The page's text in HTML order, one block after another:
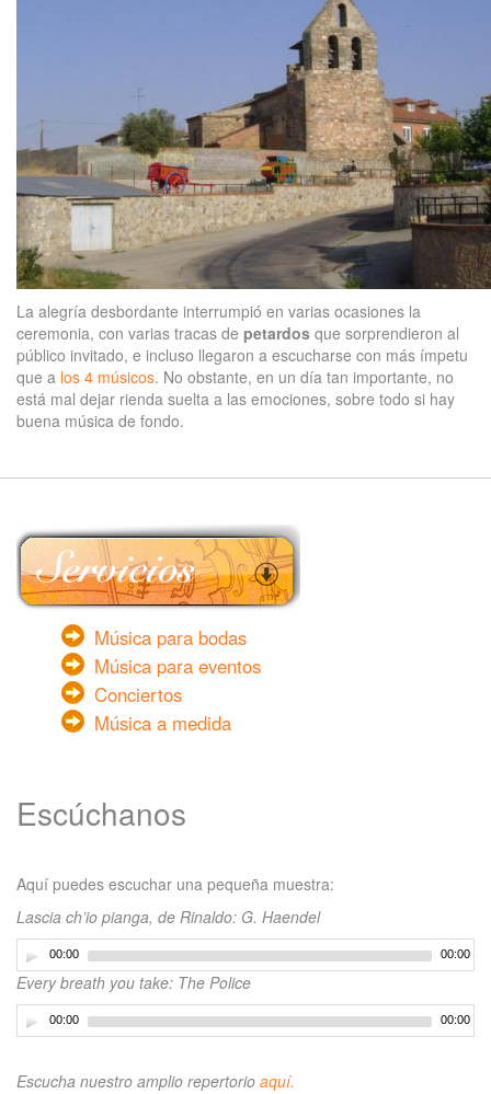
La alegría desbordante interrumpió en varias ocasiones la
ceremonia, con varias tracas de petardos que sorprendieron al
público invitado, e incluso llegaron a escucharse con más ímpetu
que a los 4 músicos. No obstante, en un día tan importante, no
está mal dejar rienda suelta a las emociones, sobre todo si hay
buena música de fondo.
Música para bodas
Música para eventos
Conciertos
Música a medida
Escúchanos
Aquí puedes escuchar una pequeña muestra:
Lascia ch’io pianga, de Rinaldo: G. Haendel
00:00 00:00
Every breath you take: The Police
00:00 00:00
Escucha nuestro amplio repertorio aquí.